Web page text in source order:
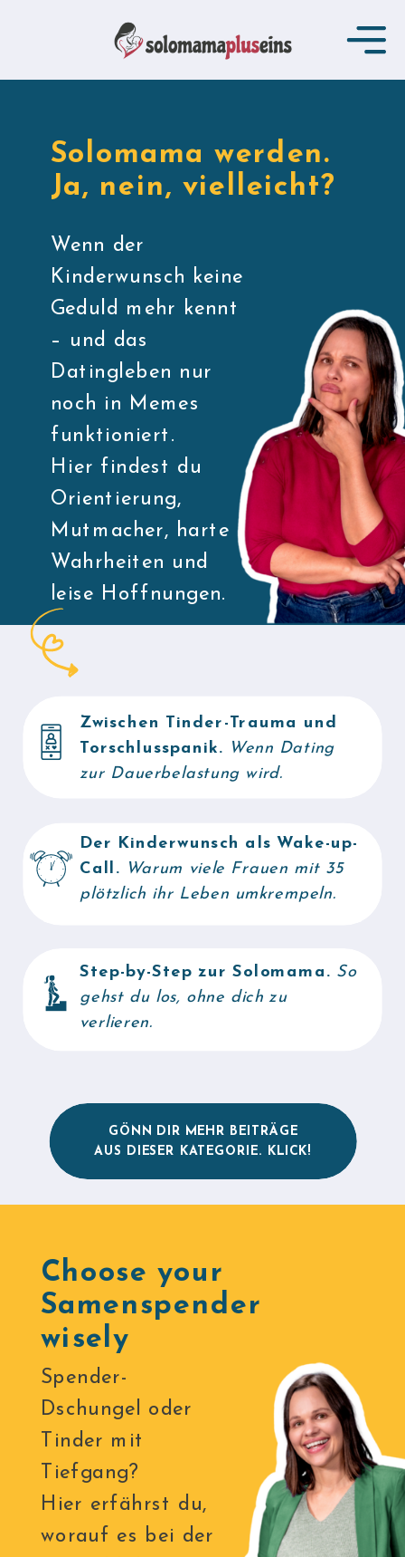
Wenn der
Kinderwunsch keine
Geduld mehr kennt
– und das
Datingleben nur
noch in Memes
funktioniert.
Hier findest du
Orientierung,
Mutmacher, harte
Wahrheiten und
leise Hoffnungen.
Solomama werden.
Ja, nein, vielleicht?
Step-by-Step zur Solomama. So
gehst du los, ohne dich zu
verlieren.
Der Kinderwunsch als Wake-up-
Call.
Warum viele Frauen mit 35
plötzlich ihr Leben umkrempeln.
Zwischen Tinder-Trauma und
Torschlusspanik.
Wenn Dating
zur Dauerbelastung wird.
GÖNN DIR MEHR BEITRÄGE
AUS DIESER KATEGORIE. KLICK!
Spender-
Dschungel oder
Tinder mit
Tiefgang?
Hier erfährst du,
worauf es bei der
Choose your
Samenspender
wisely